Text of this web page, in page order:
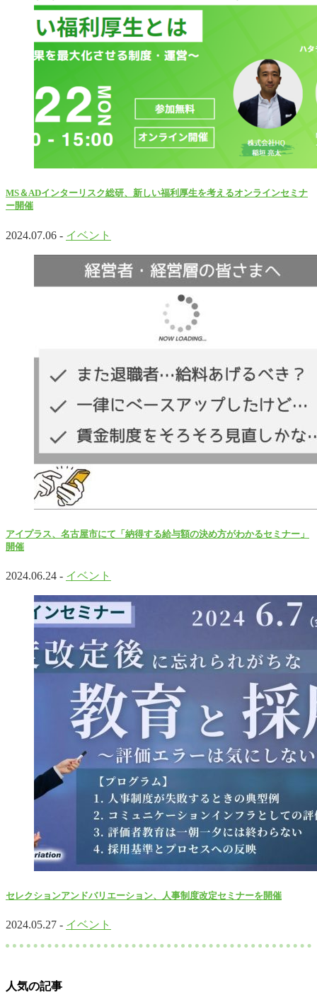
MS＆ADインターリスク総研、新しい福利厚生を考えるオンラインセミナ
ー開催
2024.07.06 - イベント
アイプラス、名古屋市にて「納得する給与額の決め方がわかるセミナー」
開催
2024.06.24 - イベント
セレクションアンドバリエーション、人事制度改定セミナーを開催
2024.05.27 - イベント
人気の記事